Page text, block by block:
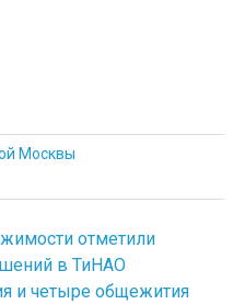
Москвы
отметили
в ТиНАО
и четыре общежития